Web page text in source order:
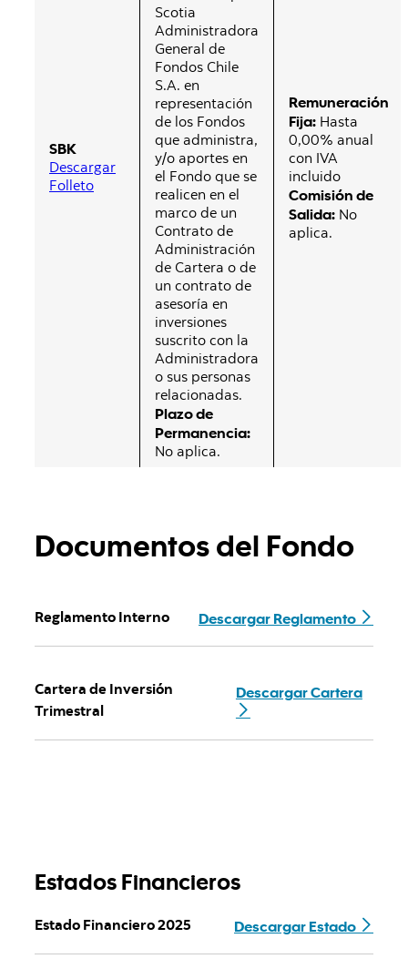
SBK
Descargar
Folleto
Scotia
Administradora
General de
Fondos Chile
S.A. en
representación
de los Fondos
que administra,
y/o aportes en
el Fondo que se
realicen en el
marco de un
Contrato de
Administración
de Cartera o de
un contrato de
asesoría en
inversiones
suscrito con la
Administradora
o sus personas
relacionadas.
Plazo de
Permanencia:
No aplica.
Remuneración
Fija: Hasta
0,00% anual
con IVA
incluido
Comisión de
Salida: No
aplica.
Documentos del Fondo
Reglamento Interno Descargar Reglamento
Cartera de Inversión
Trimestral
Descargar Cartera
Estados Financieros
Estado Financiero 2025 Descargar Estado